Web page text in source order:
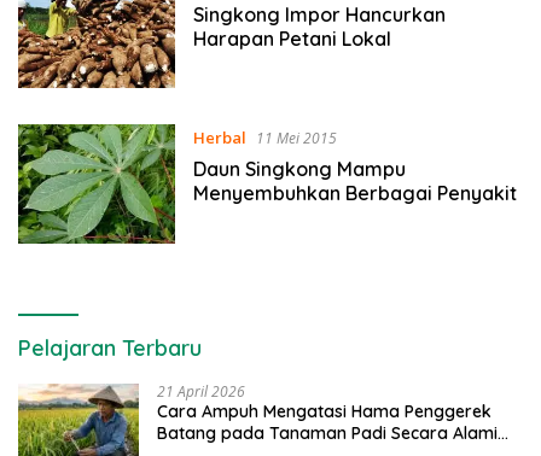
Singkong Impor Hancurkan
Harapan Petani Lokal
Herbal 11 Mei 2015
Daun Singkong Mampu
Menyembuhkan Berbagai Penyakit
Pelajaran Terbaru
21 April 2026
Cara Ampuh Mengatasi Hama Penggerek
Batang pada Tanaman Padi Secara Alami